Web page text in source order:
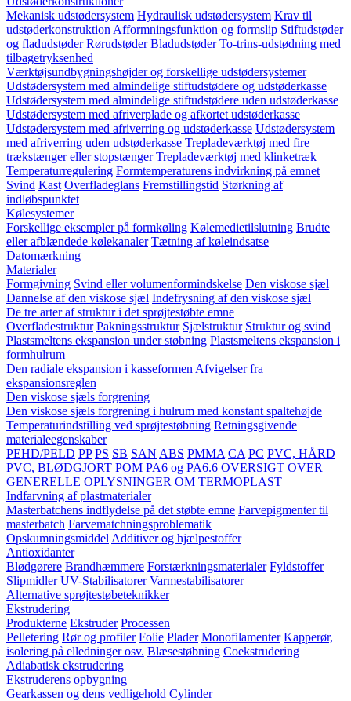
Mekanisk udstødersystem Hydraulisk udstødersystem Krav til
udstøderkonstruktion Afformningsfunktion og formslip Stiftudstøder
og fladudstøder Rørudstøder Bladudstøder To-trins-udstødning med
tilbagetryksenhed
Værktøjsundbygningshøjder og forskellige udstødersystemer
Udstødersystem med almindelige stiftudstødere og udstøderkasse
Udstødersystem med almindelige stiftudstødere uden udstøderkasse
Udstødersystem med afriverplade og afkortet udstøderkasse
Udstødersystem med afriverring og udstøderkasse Udstødersystem
med afriverring uden udstøderkasse Trepladeværktøj med fire
trækstænger eller stopstænger Trepladeværktøj med klinketræk
Temperaturregulering Formtemperaturens indvirkning på emnet
Svind Kast Overfladeglans Fremstillingstid Størkning af
indløbspunktet
Kølesystemer
Forskellige eksempler på formkøling Kølemedietilslutning Brudte
eller afblændede kølekanaler Tætning af køleindsatse
Datomærkning
Materialer
Formgivning Svind eller volumenformindskelse Den viskose sjæl
Dannelse af den viskose sjæl Indefrysning af den viskose sjæl
De tre arter af struktur i det sprøjtestøbte emne
Overfladestruktur Pakningsstruktur Sjælstruktur Struktur og svind
Plastsmeltens ekspansion under støbning Plastsmeltens ekspansion i
formhulrum
Den radiale ekspansion i kasseformen Afvigelser fra
ekspansionsreglen
Den viskose sjæls forgrening
Den viskose sjæls forgrening i hulrum med konstant spaltehøjde
Temperaturindstilling ved sprøjtestøbning Retningsgivende
materialeegenskaber
PEHD/PELD PP PS SB SAN ABS PMMA CA PC PVC, HÅRD
PVC, BLØDGJORT POM PA6 og PA6.6 OVERSIGT OVER
GENERELLE OPLYSNINGER OM TERMOPLAST
Indfarvning af plastmaterialer
Masterbatchens indflydelse på det støbte emne Farvepigmenter til
masterbatch Farvematchningsproblematik
Opskumningsmiddel Additiver og hjælpestoffer
Antioxidanter
Blødgørere Brandhæmmere Forstærkningsmaterialer Fyldstoffer
Slipmidler UV-Stabilisatorer Varmestabilisatorer
Alternative sprøjtestøbeteknikker
Ekstrudering
Produkterne Ekstruder Processen
Pelletering Rør og profiler Folie Plader Monofilamenter Kapperør,
isolering på elledninger osv. Blæsestøbning Coekstrudering
Adiabatisk ekstrudering
Ekstruderens opbygning
Gearkassen og dens vedligehold Cylinder